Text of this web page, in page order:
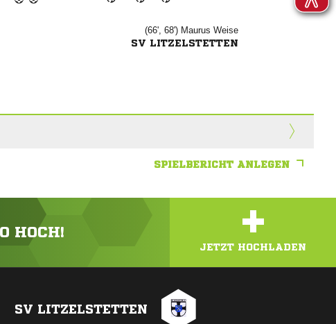
(66', 68')  
SV LITZELSTETTEN
SPIELBERICHT ANLEGEN
HOCH! +
JETZT HOCHLADEN
SV LITZELSTETTEN